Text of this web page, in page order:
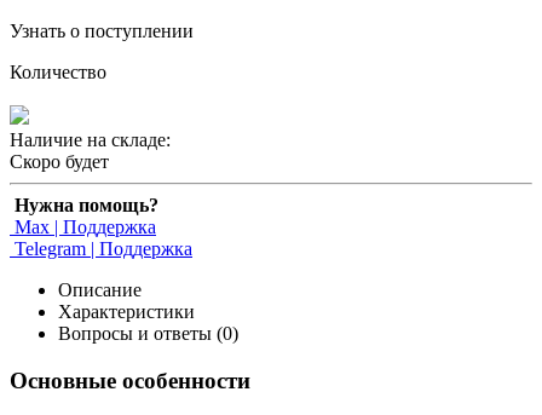
Узнать о поступлении
Количество
Наличие на складе:
Скоро будет
Нужна помощь?
Max | Поддержка
Telegram | Поддержка
Описание
Характеристики
Вопросы и ответы (0)
Основные особенности